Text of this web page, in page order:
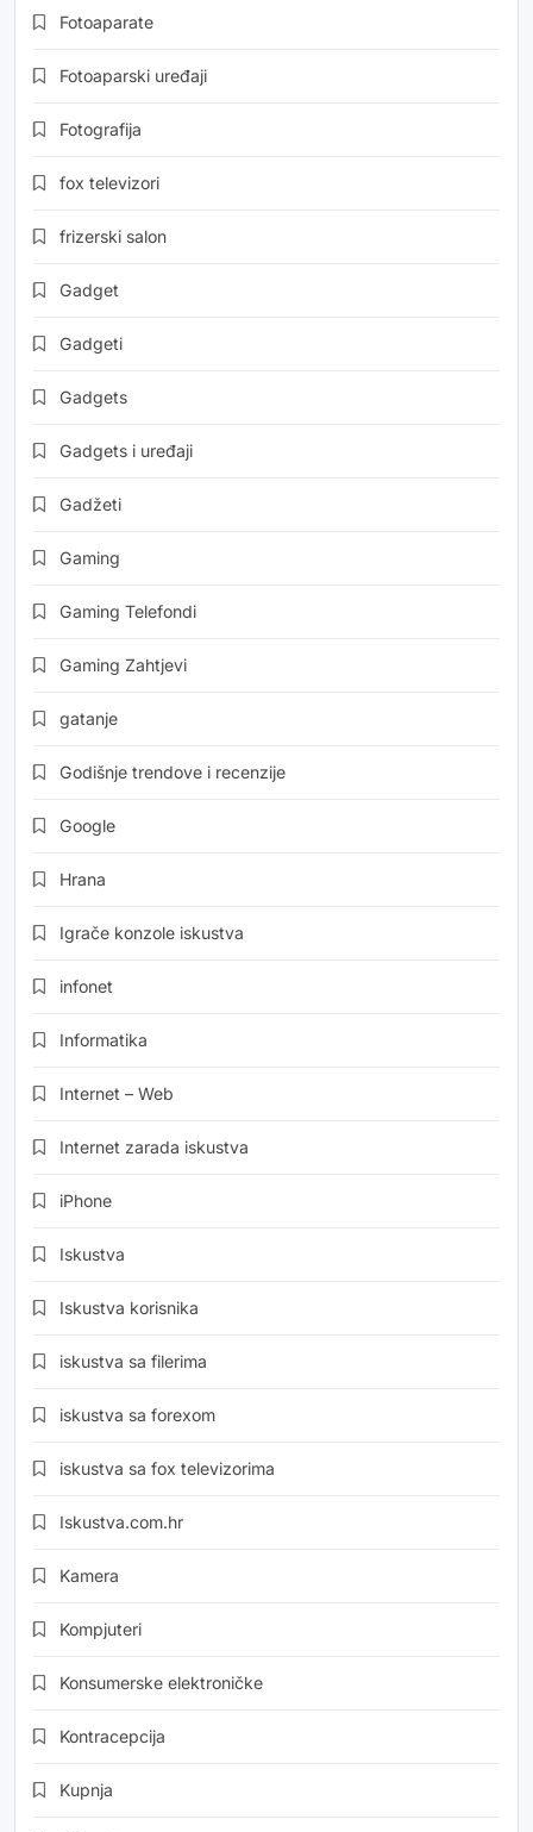
Fotoaparate
Fotoaparski uređaji
Fotografija
fox televizori
frizerski salon
Gadget
Gadgeti
Gadgets
Gadgets i uređaji
Gadžeti
Gaming
Gaming Telefondi
Gaming Zahtjevi
gatanje
Godišnje trendove i recenzije
Google
Hrana
Igrače konzole iskustva
infonet
Informatika
Internet – Web
Internet zarada iskustva
iPhone
Iskustva
Iskustva korisnika
iskustva sa filerima
iskustva sa forexom
iskustva sa fox televizorima
Iskustva.com.hr
Kamera
Kompjuteri
Konsumerske elektroničke
Kontracepcija
Kupnja